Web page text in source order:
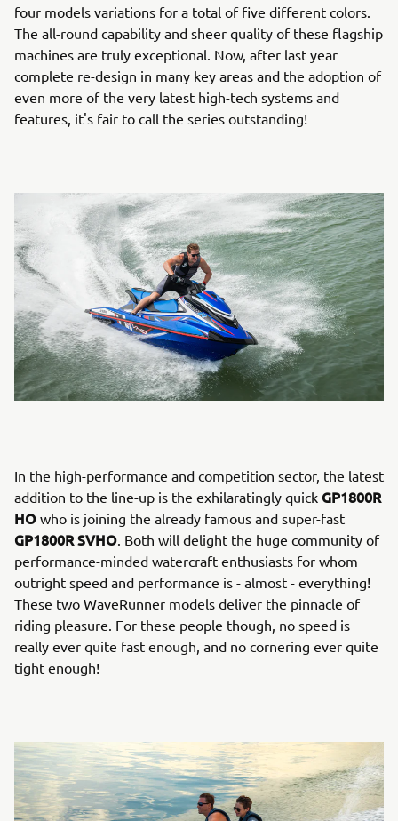
four models variations for a total of five different colors.
The all-round capability and sheer quality of these flagship
machines are truly exceptional. Now, after last year
complete re-design in many key areas and the adoption of
even more of the very latest high-tech systems and
features, it's fair to call the series outstanding!
In the high-performance and competition sector, the latest
addition to the line-up is the exhilaratingly quick GP1800R
HO who is joining the already famous and super-fast
GP1800R SVHO. Both will delight the huge community of
performance-minded watercraft enthusiasts for whom
outright speed and performance is - almost - everything!
These two WaveRunner models deliver the pinnacle of
riding pleasure. For these people though, no speed is
really ever quite fast enough, and no cornering ever quite
tight enough!